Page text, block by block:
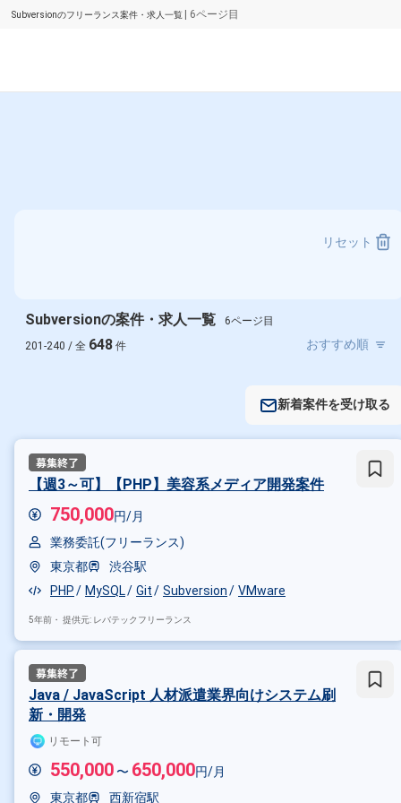
Subversionのフリーランス案件・求人一覧 | 6ページ目
リセット
Subversionの案件・求人一覧
6ページ目
201-240 / 全 648 件
新着案件を受け取る
【週3～可】【PHP】美容系メディア開発案件
750,000円/月
業務委託(フリーランス)
東京都
渋谷駅
PHP
MySQL Git Subversion VMware
5年前・ 提供元: レバテックフリーランス
Java / JavaScript 人材派遣業界向けシステム刷
新・開発
リモート可
550,000 〜 650,000円/月
東京都
西新宿駅